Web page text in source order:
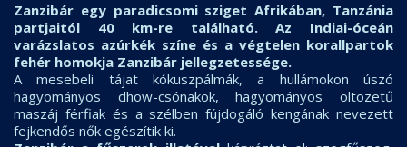
Zanzibár egy paradicsomi sziget Afrikában, Tanzánia
partjaitól 40 km-re található. Az Indiai-óceán
varázslatos azúrkék színe és a végtelen korallpartok
fehér homokja Zanzibár jellegzetessége.
A mesebeli tájat kókuszpálmák, a hullámokon úszó
hagyományos dhow-csónakok, hagyományos öltözetű
maszáj férfiak és a szélben fújdogáló kengának nevezett
fejkendős nők egészítik ki.